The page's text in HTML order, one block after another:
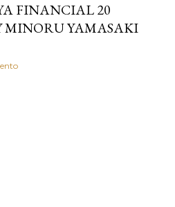
FINANCIAL 20
MINORU YAMASAKI